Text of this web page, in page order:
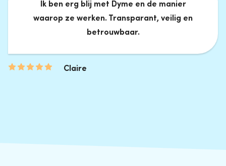
Ik ben erg blij met Dyme en de manier
waarop ze werken. Transparant, veilig en
betrouwbaar.
Claire